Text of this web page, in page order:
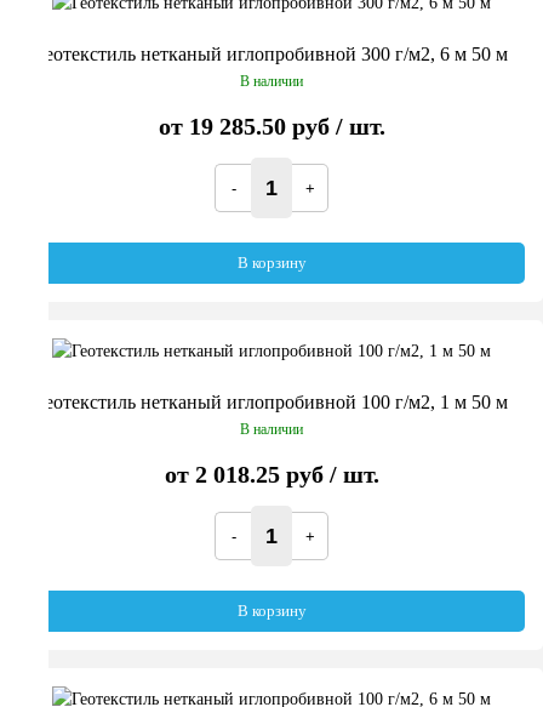
Геотекстиль нетканый иглопробивной 300 г/м2, 6 м 50 м
В наличии
от 19 285.50 руб/ шт.
В корзину
Геотекстиль нетканый иглопробивной 100 г/м2, 1 м 50 м
В наличии
от 2 018.25 руб/ шт.
В корзину